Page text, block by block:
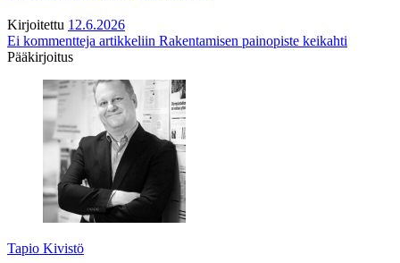
Kirjoitettu 12.6.2026
Ei kommentteja artikkeliin Rakentamisen painopiste keikahti
Pääkirjoitus
Tapio Kivistö